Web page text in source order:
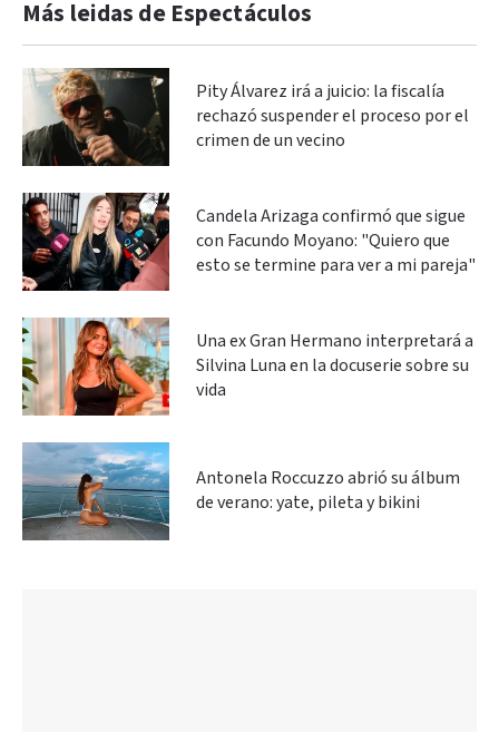
Más leidas de Espectáculos
Pity Álvarez irá a juicio: la fiscalía
rechazó suspender el proceso por el
crimen de un vecino
Candela Arizaga confirmó que sigue
con Facundo Moyano: "Quiero que
esto se termine para ver a mi pareja"
Una ex Gran Hermano interpretará a
Silvina Luna en la docuserie sobre su
vida
Antonela Roccuzzo abrió su álbum
de verano: yate, pileta y bikini